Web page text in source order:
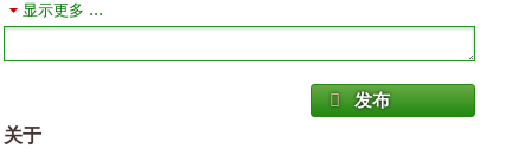
“困难的和弦，但多值得努力掌握此全然美丽的歌谣。希望我能找到个
你好 … … 我想下载这片，但只有我可以告诉我 q 文件已损坏希望
可以修复它
显示更多 ...
发布
关于